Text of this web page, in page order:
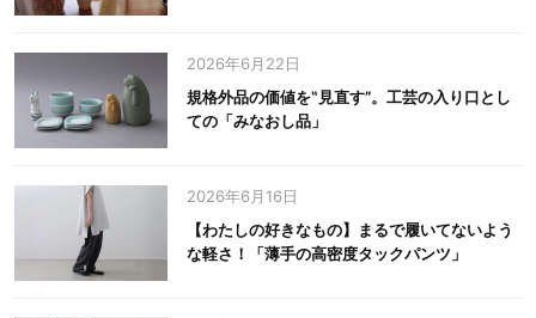
2026年6月22日
規格外品の価値を‟見直す”。工芸の入り口とし
ての「みなおし品」
2026年6月16日
【わたしの好きなもの】まるで履いてないよう
な軽さ！「薄手の高密度タックパンツ」